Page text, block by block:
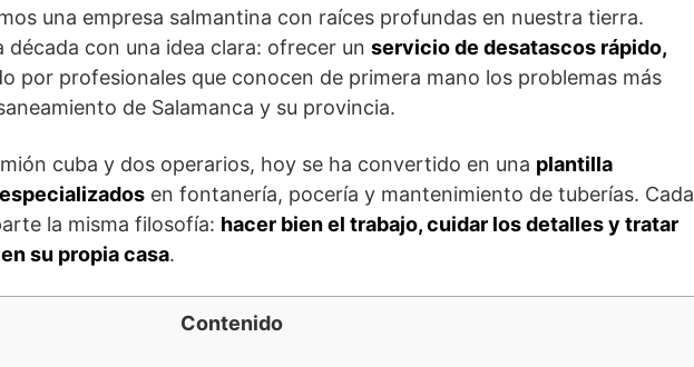
una empresa salmantina con raíces profundas en nuestra tierra.
década con una idea clara: ofrecer un servicio de desatascos rápido,
por profesionales que conocen de primera mano los problemas más
de Salamanca y su provincia.
cuba y dos operarios, hoy se ha convertido en una plantilla
en fontanería, pocería y mantenimiento de tuberías. Cada
la misma filosofía: hacer bien el trabajo, cuidar los detalles y tratar
su propia casa.
Contenido